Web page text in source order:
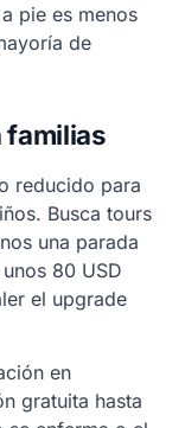
pie es menos
de
familias
reducido para
Busca tours
una parada
80 USD
el upgrade
en
gratuita hasta